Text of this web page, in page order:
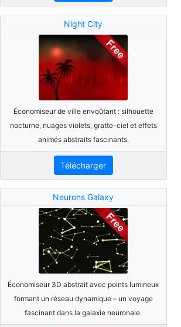
Night City
Économiseur de ville envoûtant : silhouette
nocturne, nuages violets, gratte-ciel et effets
animés abstraits fascinants.
Télécharger
Neurons Galaxy
Économiseur 3D abstrait avec points lumineux
formant un réseau dynamique – un voyage
fascinant dans la galaxie neuronale.